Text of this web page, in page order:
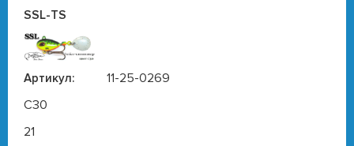
SSL-TS
Артикул:
11-25-0269
C30
21